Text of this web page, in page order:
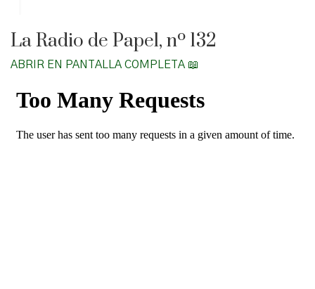
La Radio de Papel, nº 132
ABRIR EN PANTALLA COMPLETA 📖